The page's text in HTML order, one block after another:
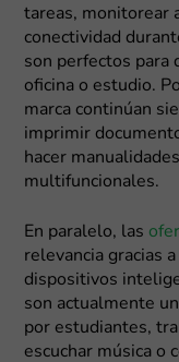
tareas, monitorear
conectividad
son perfectos para
oficina o estudio.
marca continúan
imprimir
hacer
multifuncionales.
En paralelo, las
relevancia gracias
dispositivos
son actualmente
por estudiantes,
escuchar música o